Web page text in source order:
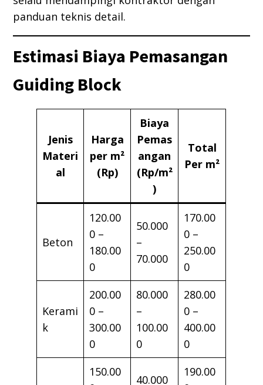
panduan teknis detail.
Estimasi Biaya Pemasangan
Guiding Block
Jenis
Materi
al
Harga
per m²
(Rp)
Biaya
Pemas
angan
(Rp/m²
)
Total
Per m²
Beton
120.00
0 –
180.00
0
50.000
–
70.000
170.00
0 –
250.00
0
Kerami
k
200.00
0 –
300.00
0
80.000
–
100.00
0
280.00
0 –
400.00
0
150.00
40.000
190.00